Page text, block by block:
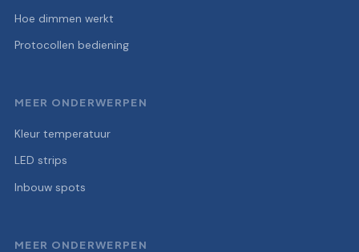
Hoe dimmen werkt
Protocollen bediening
MEER ONDERWERPEN
Kleur temperatuur
LED strips
Inbouw spots
MEER ONDERWERPEN